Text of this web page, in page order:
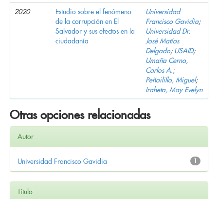
2020
Estudio sobre el fenómeno
de la corrupción en El
Salvador y sus efectos en la
ciudadanía
Universidad
Francisco Gavidia;
Universidad Dr.
José Matías
Delgado; USAID;
Umaña Cerna,
Carlos A.;
Peñailillo, Miguel;
Iraheta, May Evelyn
Otras opciones relacionadas
Autor
1
Universidad Francisco Gavidia
Título